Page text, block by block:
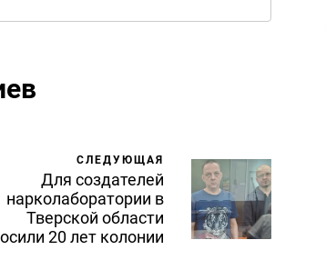
СЛЕДУЮЩАЯ
Для создателей
нарколаборатории в
Тверской области
20 лет колонии